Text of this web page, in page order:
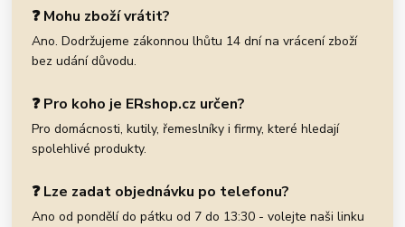
❓ Mohu zboží vrátit?
Ano. Dodržujeme zákonnou lhůtu 14 dní na vrácení zboží
bez udání důvodu.
❓ Pro koho je ERshop.cz určen?
Pro domácnosti, kutily, řemeslníky i firmy, které hledají
spolehlivé produkty.
❓ Lze zadat objednávku po telefonu?
Ano od pondělí do pátku od 7 do 13:30 - volejte naši linku